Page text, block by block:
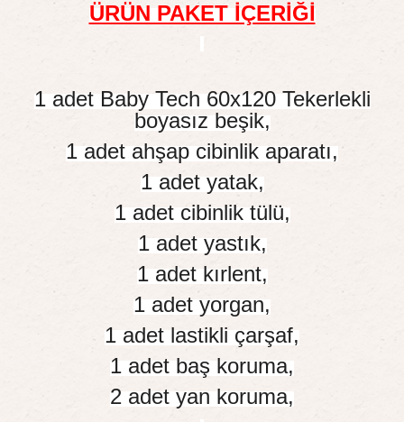
ÜRÜN PAKET İÇERİĞİ
1 adet Baby Tech 60x120 Tekerlekli
boyasız beşik,
1 adet ahşap cibinlik aparatı,
1 adet yatak,
1 adet cibinlik tülü,
1 adet yastık,
1 adet kırlent,
1 adet yorgan,
1 adet lastikli çarşaf,
1 adet baş koruma,
2 adet yan koruma,